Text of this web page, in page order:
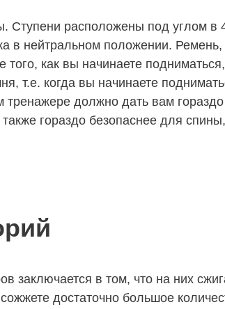
Ступени расположены под углом в
в нейтральном положении. Ремень,
как вы начинаете подниматься,
т.е. когда вы начинаете
тренажере должно дать вам
гораздо безопаснее для
заключается в том, что на них
достаточно большое